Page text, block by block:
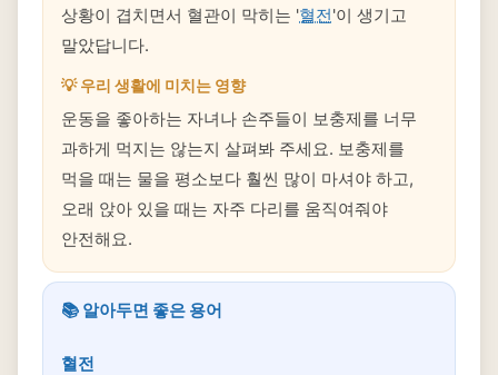
상황이 겹치면서 혈관이 막히는 '혈전'이 생기고
말았답니다.
💡 우리 생활에 미치는 영향
운동을 좋아하는 자녀나 손주들이 보충제를 너무
과하게 먹지는 않는지 살펴봐 주세요. 보충제를
먹을 때는 물을 평소보다 훨씬 많이 마셔야 하고,
오래 앉아 있을 때는 자주 다리를 움직여줘야
안전해요.
📚 알아두면 좋은 용어
혈전